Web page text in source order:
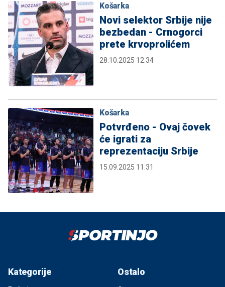
Košarka
Novi selektor Srbije nije
bezbedan - Crnogorci
prete krvoprolićem
28.10.2025 12:34
Košarka
Potvrđeno - Ovaj čovek
će igrati za
reprezentaciju Srbije
15.09.2025 11:31
Kategorije Ostalo